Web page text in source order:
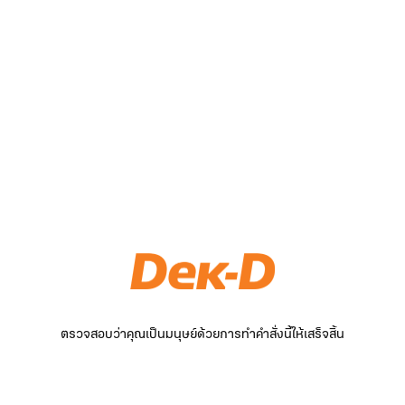
ตรวจสอบว่าคุณเป็นมนุษย์ด้วยการทำคำสั่งนี้ให้เสร็จสิ้น